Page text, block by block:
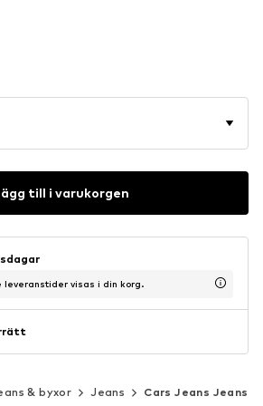
till i varukorgen
leveranstider visas i din korg.
& byxor Jeans Cars Jeans Jeans